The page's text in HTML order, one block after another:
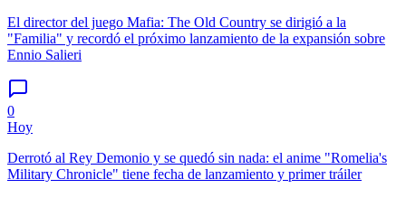
El director del juego Mafia: The Old Country se dirigió a la
"Familia" y recordó el próximo lanzamiento de la expansión sobre
Ennio Salieri
0
Hoy
Derrotó al Rey Demonio y se quedó sin nada: el anime "Romelia's
Military Chronicle" tiene fecha de lanzamiento y primer tráiler